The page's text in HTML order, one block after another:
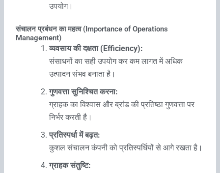
उपयोग।
संचालन प्रबंधन का महत्व (Importance of Operations
Management)
व्यवसाय की दक्षता (Efficiency):
संसाधनों का सही उपयोग कर कम लागत में अधिक
उत्पादन संभव बनाता है।
गुणवत्ता सुनिश्चित करना:
ग्राहक का विश्वास और ब्रांड की प्रतिष्ठा गुणवत्ता पर
निर्भर करती है।
प्रतिस्पर्धा में बढ़त:
कुशल संचालन कंपनी को प्रतिस्पर्धियों से आगे रखता है।
ग्राहक संतुष्टि: